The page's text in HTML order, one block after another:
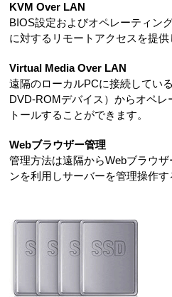
KVM Over LAN
BIOS設定およびオペレーティン
に対するリモートアクセスを提供
Virtual Media Over LAN
遠隔のローカルPCに接続してい
DVD-ROMデバイス）からオペ
トールすることができます。
Webブラウザー管理
管理方法は遠隔からWebブラウ
ンを利用しサーバーを管理操作す